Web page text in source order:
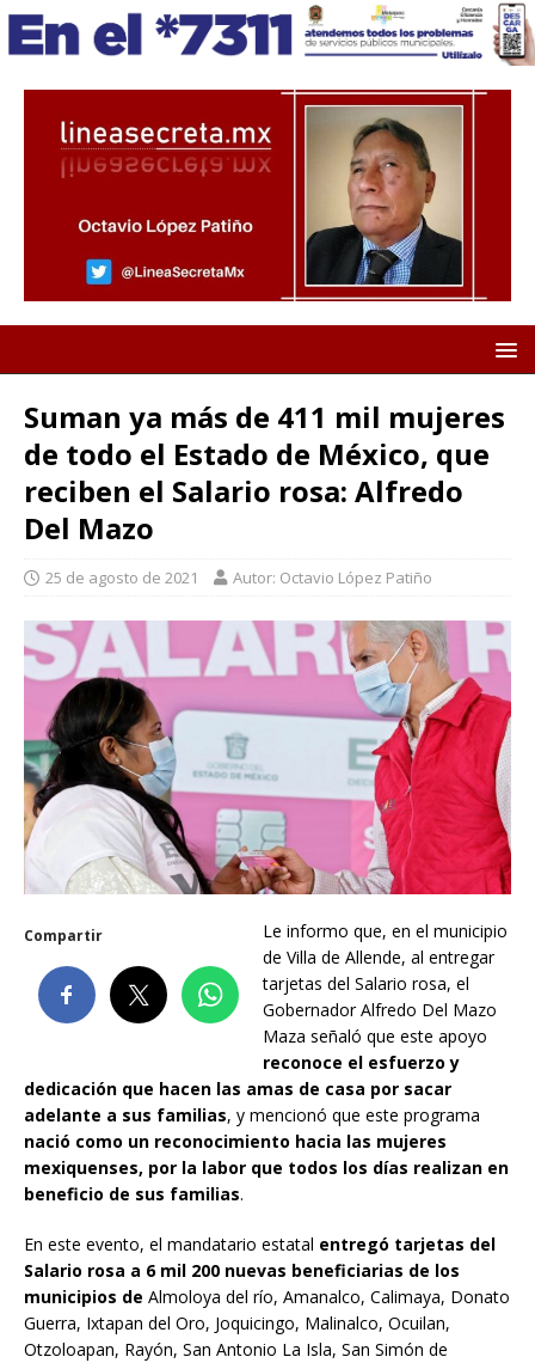
Suman ya más de 411 mil mujeres
de todo el Estado de México, que
reciben el Salario rosa: Alfredo
Del Mazo
25 de agosto de 2021 Autor: Octavio López Patiño
Compartir
Le informo que, en el municipio
de Villa de Allende, al entregar
tarjetas del Salario rosa, el
Gobernador Alfredo Del Mazo
Maza señaló que este apoyo
reconoce el esfuerzo y
dedicación que hacen las amas de casa por sacar
adelante a sus familias, y mencionó que este programa
nació como un reconocimiento hacia las mujeres
mexiquenses, por la labor que todos los días realizan en
beneficio de sus familias.
En este evento, el mandatario estatal entregó tarjetas del
Salario rosa a 6 mil 200 nuevas beneficiarias de los
municipios de Almoloya del río, Amanalco, Calimaya, Donato
Guerra, Ixtapan del Oro, Joquicingo, Malinalco, Ocuilan,
Otzoloapan, Rayón, San Antonio La Isla, San Simón de